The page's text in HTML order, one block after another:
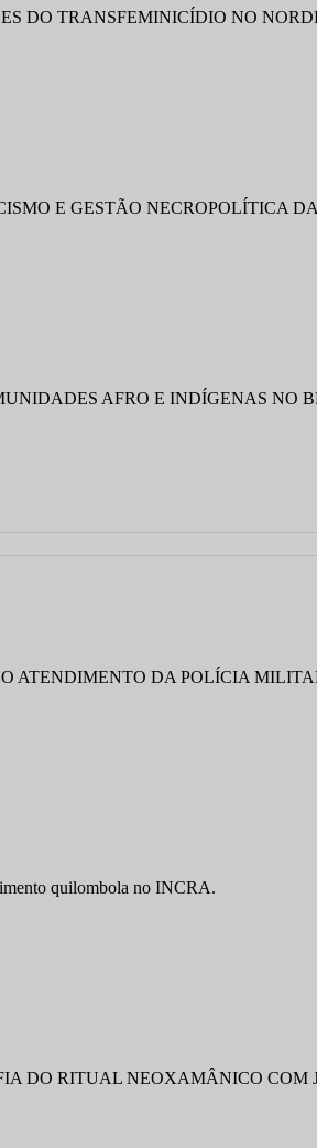
DO TRANSFEMINICÍDIO NO
E GESTÃO NECROPOLÍTICA
AFRO E INDÍGENAS NO
ATENDIMENTO DA POLÍCIA
quilombola no INCRA.
DO RITUAL NEOXAMÂNICO